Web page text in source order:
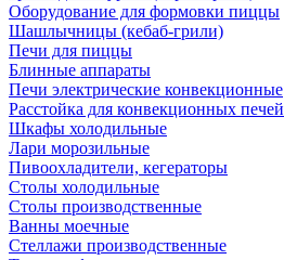
Оборудование для формовки пиццы
Шашлычницы (кебаб-грили)
Печи для пиццы
Блинные аппараты
Печи электрические конвекционные
Расстойка для конвекционных печей
Шкафы холодильные
Лари морозильные
Пивоохладители, кегераторы
Столы холодильные
Столы производственные
Ванны моечные
Стеллажи производственные